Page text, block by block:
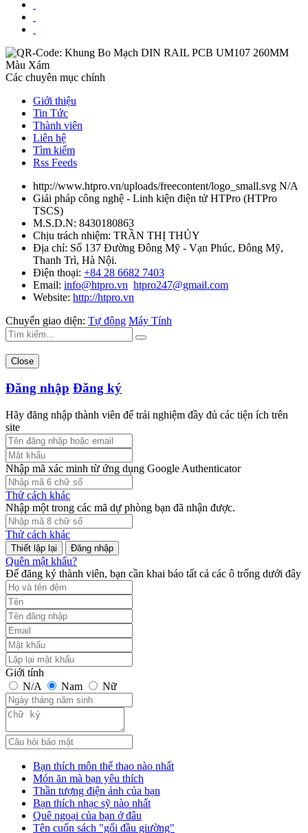
Các chuyên mục chính
Giới thiệu
Tin Tức
Thành viên
Liên hệ
Tìm kiếm
Rss Feeds
http://www.htpro.vn/uploads/freecontent/logo_small.svg N/A
Giải pháp công nghệ - Linh kiện điện tử HTPro (HTPro
TSCS)
M.S.D.N: 8430180863
Chịu trách nhiệm: TRẦN THỊ THỦY
Địa chỉ: Số 137 Đường Đông Mỹ - Vạn Phúc, Đông Mỹ,
Thanh Trì, Hà Nội.
Điện thoại: +84 28 6682 7403
Email: info@htpro.vn htpro247@gmail.com
Website: http://htpro.vn
Chuyển giao diện: Tự động Máy Tính
Close
Đăng nhập Đăng ký
Hãy đăng nhập thành viên để trải nghiệm đầy đủ các tiện ích trên
site
Nhập mã xác minh từ ứng dụng Google Authenticator
Thử cách khác
Nhập một trong các mã dự phòng bạn đã nhận được.
Thử cách khác
Đăng nhập
Quên mật khẩu?
Để đăng ký thành viên, bạn cần khai báo tất cả các ô trống dưới đây
Giới tính
N/A
Nam Nữ
Bạn thích môn thể thao nào nhất
Món ăn mà bạn yêu thích
Thần tượng điện ảnh của bạn
Bạn thích nhạc sỹ nào nhất
Quê ngoại của bạn ở đâu
Tên cuốn sách "gối đầu giường"